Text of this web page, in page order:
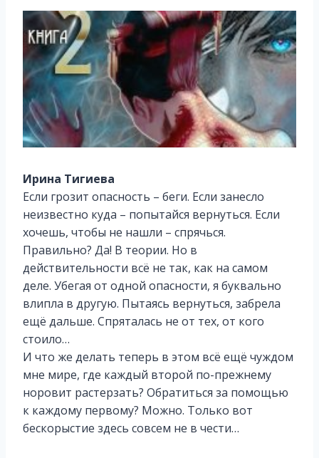
Ирина Тигиева
Если грозит опасность – беги. Если занесло
неизвестно куда – попытайся вернуться. Если
хочешь, чтобы не нашли – спрячься.
Правильно? Да! В теории. Но в
действительности всё не так, как на самом
деле. Убегая от одной опасности, я буквально
влипла в другую. Пытаясь вернуться, забрела
ещё дальше. Спряталась не от тех, от кого
стоило…
И что же делать теперь в этом всё ещё чуждом
мне мире, где каждый второй по-прежнему
норовит растерзать? Обратиться за помощью
к каждому первому? Можно. Только вот
бескорыстие здесь совсем не в чести…